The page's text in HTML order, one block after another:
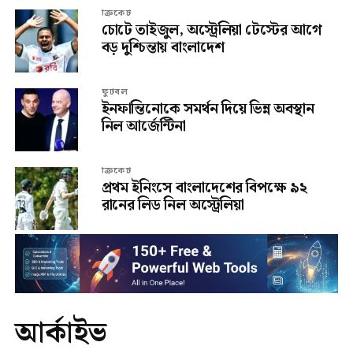
ক্রিকেট
চোটে তাইজুল, অস্ট্রেলিয়া টেস্টের আগে
বড় দুশ্চিন্তায় বাংলাদেশ
ফুটবল
ইনফান্তিনোকে সমর্থন দিয়ে ভিন্ন অবস্থান
নিল আর্জেন্টিনা
ক্রিকেট
প্রথম ইনিংসে বাংলাদেশের বিপক্ষে ৯২
রানের লিড নিল অস্ট্রেলিয়া
আর্কাইভ